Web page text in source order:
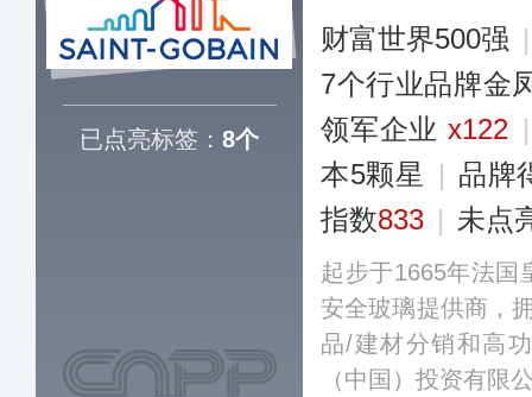
已点亮标签： 8个
财富世界500强
7个行业品牌金
领军企业 x122
本5颗星
| 品牌
指数833 | 未点
起步于1665年法国
安全玻璃提供商，
品/建材分销和高
（中国）投资有限